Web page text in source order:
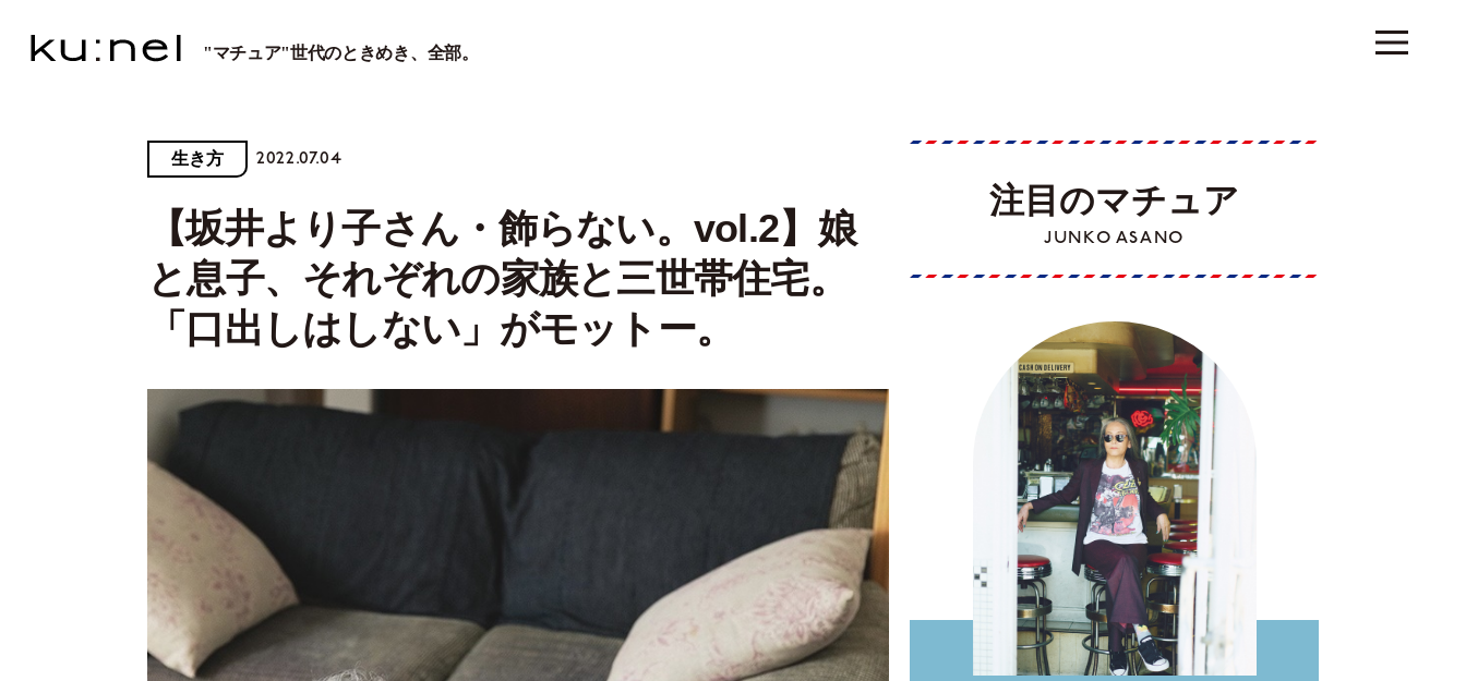
"マチュア"世代のときめき、全部。
生き方 2022.07.04
【坂井より子さん・飾らない。vol.2】娘
と息子、それぞれの家族と三世帯住宅。
「口出しはしない」がモットー。
注目のマチュア
JUNKO ASANO